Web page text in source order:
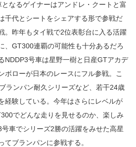
なるゲイナーはアンドレ・クートと富
千代とシートをシェアする形で参戦だ
。昨年もタイ戦で2位表彰台に入る活躍
、GT300連覇の可能性も十分あるだろ
NDDP3号車は星野一樹と日産GTアカデ
ボローが日本のレースにフル参戦。こ
ランパン耐久シリーズなど、若干24歳
経験している。今年はさらにレベルが
でどんな走りを見せるのか、楽しみ
車でシリーズ2勝の活躍をみせた高星
てブランパンに参戦する。